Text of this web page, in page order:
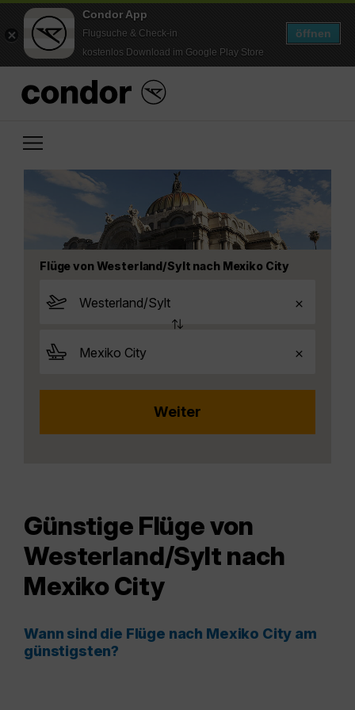
Condor App
Flugsuche & Check-in
kostenlos Download im Google Play Store
öffnen
Flüge von Westerland/Sylt nach Mexiko City
Günstige Flüge von
Westerland/Sylt nach
Mexiko City
Wann sind die Flüge nach Mexiko City am
günstigsten?